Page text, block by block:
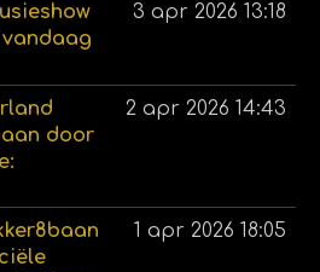
3 apr 2026 13:18
door
2 apr 2026 14:43
1 apr 2026 18:05